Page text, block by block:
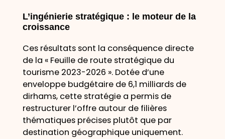
L’ingénierie stratégique : le moteur de la
croissance
Ces résultats sont la conséquence directe
de la « Feuille de route stratégique du
tourisme 2023-2026 ». Dotée d’une
enveloppe budgétaire de 6,1 milliards de
dirhams, cette stratégie a permis de
restructurer l’offre autour de filières
thématiques précises plutôt que par
destination géographique uniquement.